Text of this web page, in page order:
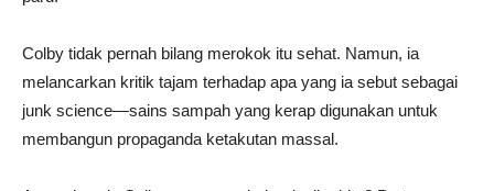
Colby tidak pernah bilang merokok itu sehat. Namun, ia
melancarkan kritik tajam terhadap apa yang ia sebut sebagai
junk science—sains sampah yang kerap digunakan untuk
membangun propaganda ketakutan massal.